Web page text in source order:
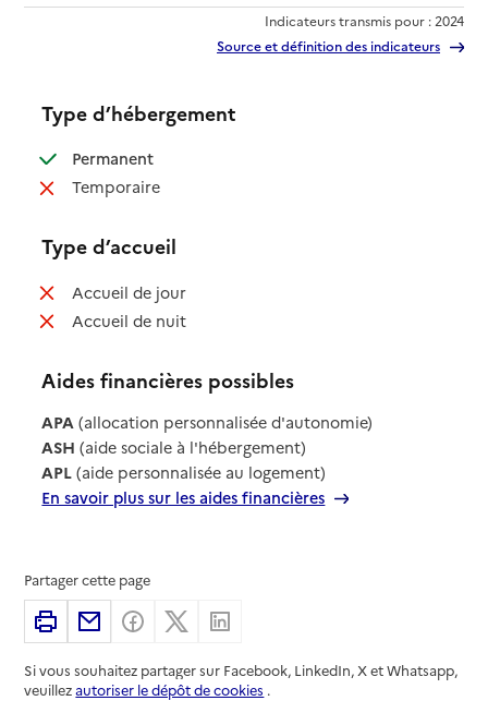
Indicateurs transmis pour : 2024
Source et définition des indicateurs
Type d’hébergement
Permanent: disponible
Temporaire: non disponible
Type d’accueil
Accueil de jour: non disponible
Accueil de nuit: non disponible
Aides financières possibles
APA (allocation personnalisée d'autonomie)
ASH (aide sociale à l'hébergement)
APL (aide personnalisée au logement)
En savoir plus sur les aides financières
Partager cette page
ImprimerPartager par email
Partager sur Facebook
Partager sur X
Si vous souhaitez partager sur Facebook, LinkedIn, X et Whatsapp,
veuillezautoriser le dépôt de cookies .